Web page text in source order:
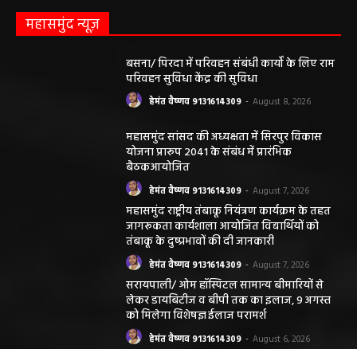
महासमुंद न्यूज़
बसना/ पिरदा में परिवहन संबंधी कार्यों के लिए राम
परिवहन सुविधा केंद्र की सुविधा
हेमंत वैष्णव 9131614309 - August 8, 2026
महासमुंद सांसद की अध्यक्षता में सिरपुर विकास
योजना प्रारूप 2041 के संबंध में प्रारंभिक
बैठकआयोजित
हेमंत वैष्णव 9131614309 - August 7, 2026
महासमुंद राष्ट्रीय तंबाकू नियंत्रण कार्यक्रम के तहत
जागरूकता कार्यशाला आयोजित विद्यार्थियों को
तंबाकू के दुष्प्रभावों की दी जानकारी
हेमंत वैष्णव 9131614309 - August 7, 2026
सरायपाली/ ओम हॉस्पिटल सामान्य बीमारियों से
लेकर डायबिटीज व बीपी तक का इलाज, 9 अगस्त
को मिलेगा विशेषज्ञ ईलाज परामर्श
हेमंत वैष्णव 9131614309 - August 6, 2026